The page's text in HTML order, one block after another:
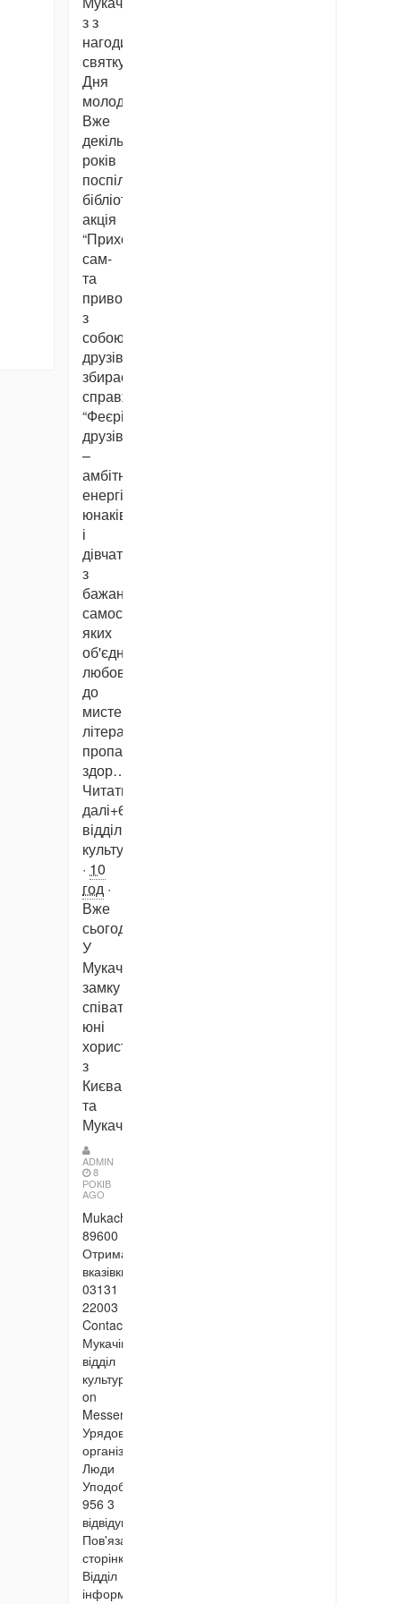
з з
нагоди
святкування
Дня
молоді.
Вже
декілька
років
поспіль
бібліотечна
акція
“Приходь
сам-
та
приводь
з
собою
друзів”
збирає
справжню
“Феєрію
друзів”
–
амбітних,
енергійних
юнаків
і
дівчат
з
бажанням
самостверджуватися,
яких
об'єднує
любов
до
мистецтва,
літератури,
пропаганда
здор…
Читати
далі+6Мукачівський
відділ
культури
· 10
год ·
Вже
сьогодні!
У
Мукачівському
замку
співатимуть
юні
хористи
з
Києва
та
Мукачева
ADMIN
8
РОКІВ
AGO
Mukacheve
89600
Отримати
вказівки
03131
22003
Contact
Мукачівський
відділ
культури
on
Messenger
Урядова
організація
Люди
Уподобань:
956 3
відвідувань
Пов'язані
сторінки
Відділ
інформаційно-